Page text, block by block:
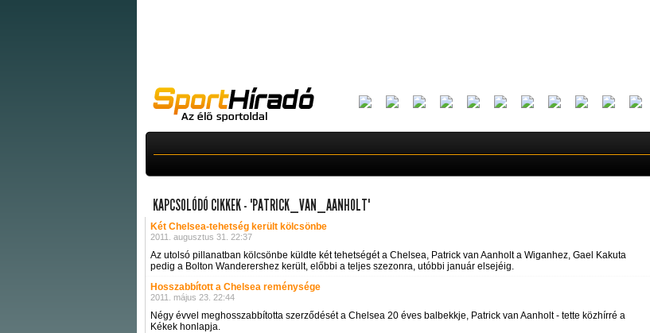
KAPCSOLÓDÓ CIKKEK - "PATRICK_VAN_AANHOLT"
Két Chelsea-tehetség került kölcsönbe
2011. augusztus 31. 22:37
Az utolsó pillanatban kölcsönbe küldte két tehetségét a Chelsea, Patrick van Aanholt a Wiganhez, Gael Kakuta
pedig a Bolton Wanderershez került, előbbi a teljes szezonra, utóbbi január elsejéig.
Hosszabbított a Chelsea reménysége
2011. május 23. 22:44
Négy évvel meghosszabbította szerződését a Chelsea 20 éves balbekkje, Patrick van Aanholt - tette közhírré a
Kékek honlapja.